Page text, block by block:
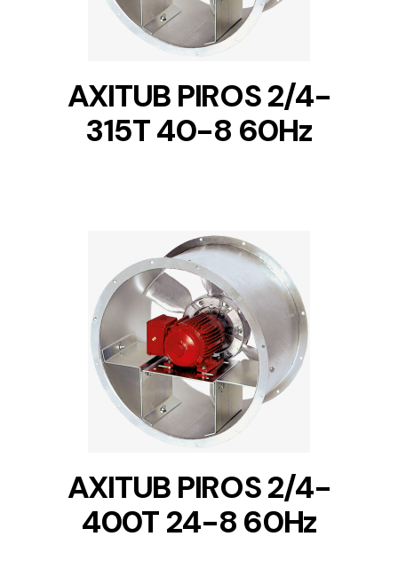
AXITUB PIROS 2/4-
315T 40-8 60Hz
DETAILS
AXITUB PIROS 2/4-
400T 24-8 60Hz